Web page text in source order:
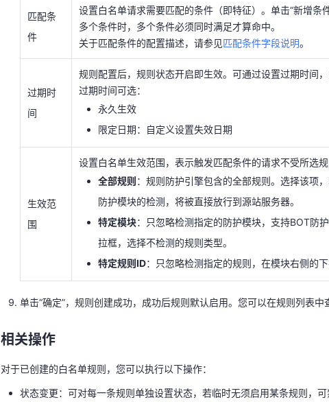
规则配置后，规则状态开启即生效。可通过设置过期时间
过期时间可选：
永久生效
限定日期：自定义设置失效日期
设置白名单生效范围，表示触发匹配条件的请求不受所选规
全部规则
防护模块的检测，将被直接放行到源站服务器。
特定模块 ：只忽略检测指定的防护模块，支持BOT防
拉框，选择不检测的规则类型。
特定规则ID：只忽略检测指定的规则，在模块右侧的
单击“确定”，规则创建成功，成功后规则默认启用。您可以在规则列表中
对于已创建的白名单规则，您可以执行以下操作：
编辑：可根据需要单击规则所在行的“编辑”，编辑防护规则的所有参数。
删除：若不再使用某条规则，可对该规则进行“删除”。
匹配条
件
设置白名单请求需要匹配的条件（即特征）。单击“新增条
多个条件时，多个条件必须同时满足才算命中。
关于匹配条件的配置描述，请参见匹配条件字段说明。
过期时
间
规则配置后，规则状态开启即生效。可通过设置过期时间，
过期时间可选：
永久生效
限定日期：自定义设置失效日期
生效范
围
设置白名单生效范围，表示触发匹配条件的请求不受所选规
全部规则 ：规则防护引擎包含的全部规则。选择该项
防护模块的检测，将被直接放行到源站服务器。
特定模块：只忽略检测指定的防护模块，支持BOT防
拉框，选择不检测的规则类型。
特定规则ID：只忽略检测指定的规则，在模块右侧的
单击“确定”，规则创建成功，成功后规则默认启用。您可以在规则列表中
相关操作
对于已创建的白名单规则，您可以执行以下操作：
状态变更：可对每一条规则单独设置状态，若临时无须启用某条规则，可